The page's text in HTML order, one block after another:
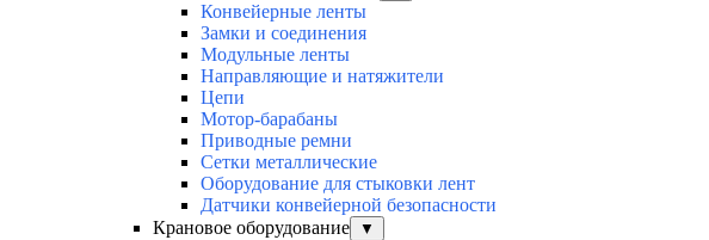
Конвейерные ленты
Замки и соединения
Модульные ленты
Направляющие и натяжители
Цепи
Мотор-барабаны
Приводные ремни
Сетки металлические
Оборудование для стыковки лент
Датчики конвейерной безопасности
Крановое оборудование
▼